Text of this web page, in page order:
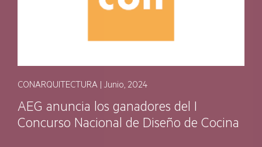
CONARQUITECTURA | Junio, 2024
AEG anuncia los ganadores del I
Concurso Nacional de Diseño de Cocina